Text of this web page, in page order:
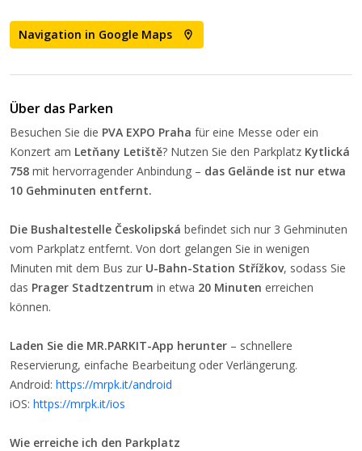
Navigation in Google Maps
Über das Parken
Besuchen Sie die PVA EXPO Praha für eine Messe oder ein
Konzert am Letňany Letiště? Nutzen Sie den Parkplatz Kytlická
758 mit hervorragender Anbindung – das Gelände ist nur etwa
10 Gehminuten entfernt.
Die Bushaltestelle Českolipská befindet sich nur 3 Gehminuten
vom Parkplatz entfernt. Von dort gelangen Sie in wenigen
Minuten mit dem Bus zur U-Bahn-Station Střížkov, sodass Sie
das Prager Stadtzentrum in etwa 20 Minuten erreichen
können.
Laden Sie die MR.PARKIT-App herunter – schnellere
Reservierung, einfache Bearbeitung oder Verlängerung.
Android: https://mrpk.it/android
iOS: https://mrpk.it/ios
Wie erreiche ich den Parkplatz